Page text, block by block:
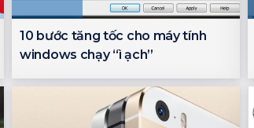
10 bước tăng tốc cho máy tính
windows chạy “ì ạch”